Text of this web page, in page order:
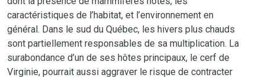
caractéristiques de l’habitat, et l’environnement en
général. Dans le sud du Québec, les hivers plus chauds
sont partiellement responsables de sa multiplication. La
surabondance d’un de ses hôtes principaux, le cerf de
Virginie, pourrait aussi aggraver le risque de contracter